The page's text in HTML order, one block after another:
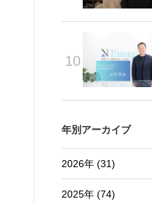
10
年別アーカイブ
2026年 (31)
2025年 (74)